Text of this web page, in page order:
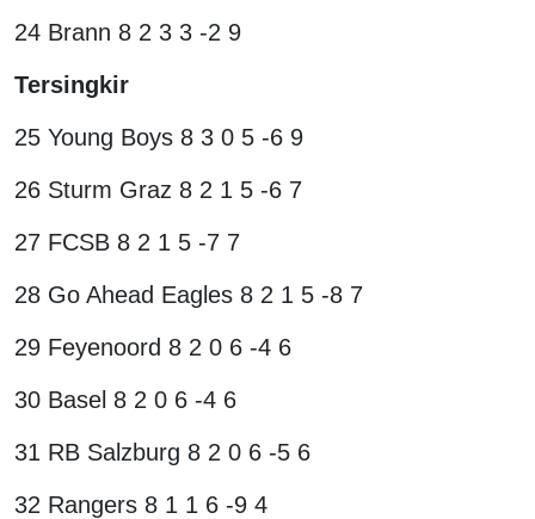
24 Brann 8 2 3 3 -2 9
Tersingkir
25 Young Boys 8 3 0 5 -6 9
26 Sturm Graz 8 2 1 5 -6 7
27 FCSB 8 2 1 5 -7 7
28 Go Ahead Eagles 8 2 1 5 -8 7
29 Feyenoord 8 2 0 6 -4 6
30 Basel 8 2 0 6 -4 6
31 RB Salzburg 8 2 0 6 -5 6
32 Rangers 8 1 1 6 -9 4